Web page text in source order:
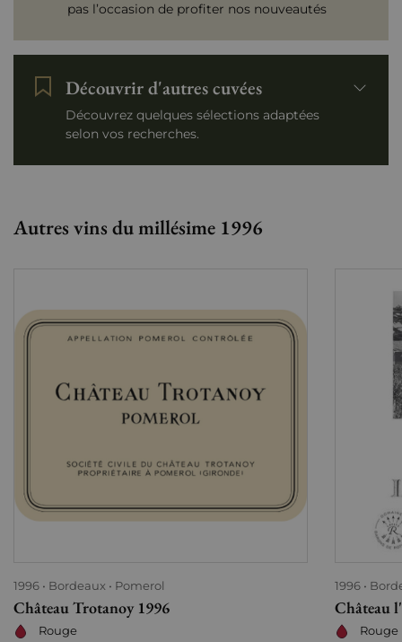
pas l’occasion de profiter nos nouveautés
Découvrir d'autres cuvées
Découvrez quelques sélections adaptées
selon vos recherches.
Autres vins du millésime 1996
1996 Bordeaux Pomerol
Château Trotanoy 1996
Rouge
1996
Château
Rouge